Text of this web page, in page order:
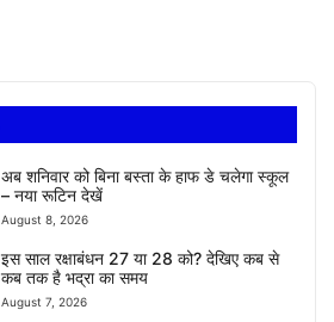
अब शनिवार को बिना बस्ता के हाफ डे चलेगा स्कूल
– नया रूटिन देखें
August 8, 2026
इस साल रक्षाबंधन 27 या 28 को? देखिए कब से
कब तक है भद्रा का समय
August 7, 2026